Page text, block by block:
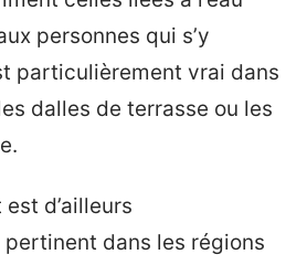
personnes qui s’y
particulièrement vrai dans
dalles de terrasse ou les
d’ailleurs
dans les régions